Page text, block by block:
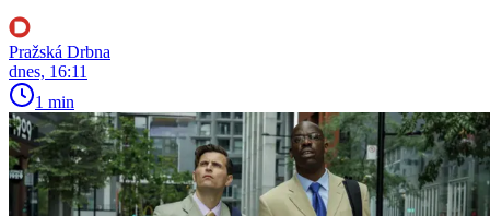
Pražská Drbna
dnes, 16:11
1 min